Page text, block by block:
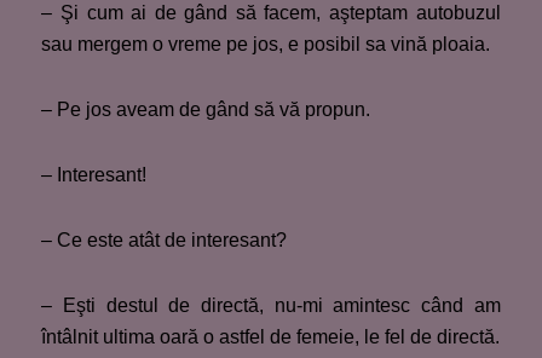
– Şi cum ai de gând să facem, aşteptam autobuzul
sau mergem o vreme pe jos, e posibil sa vină ploaia.
– Pe jos aveam de gând să vă propun.
– Interesant!
– Ce este atât de interesant?
– Eşti destul de directă, nu-mi amintesc când am
întâlnit ultima oară o astfel de femeie, le fel de directă.